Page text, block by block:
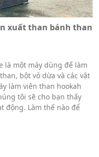
xuất than bánh than
là một máy dùng để làm
bột vỏ dừa và các vật
làm viên than hookah
tôi sẽ cho bạn thấy
động. Làm thế nào để